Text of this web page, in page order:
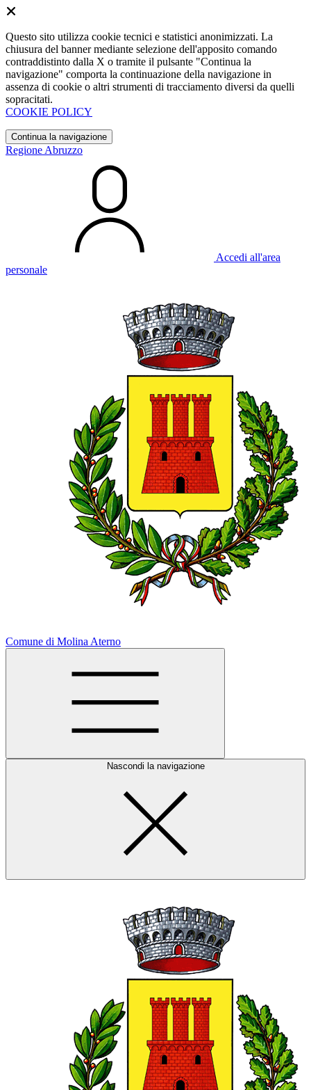
Questo sito utilizza cookie tecnici e statistici anonimizzati. La
chiusura del banner mediante selezione dell'apposito comando
contraddistinto dalla X o tramite il pulsante "Continua la
navigazione" comporta la continuazione della navigazione in
assenza di cookie o altri strumenti di tracciamento diversi da quelli
sopracitati.
COOKIE POLICY
Continua la navigazione
Regione Abruzzo
Accedi all'area
personale
Comune di Molina Aterno
Nascondi la navigazione